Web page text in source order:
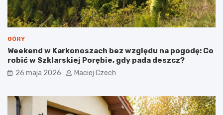
GÓRY
Weekend w Karkonoszach bez względu na pogodę: Co
robić w Szklarskiej Porębie, gdy pada deszcz?
26 maja 2026 Maciej Czech